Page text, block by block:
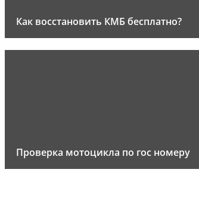
Как восстановить КМБ бесплатно?
Проверка мотоцикла по гос номеру